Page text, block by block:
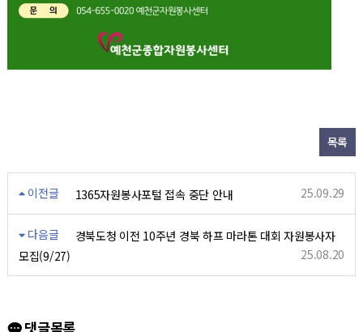
목록
이전글 1365자원봉사포털 접속 중단 안내 25.09.29
다음글
경북도청 이전 10주년 경북 하프 마라톤 대회 자원봉사자
모집(9/27)
25.08.20
댓글목록